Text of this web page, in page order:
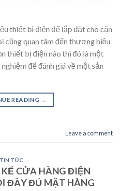
thiết bị điện để lắp đặt cho căn
cũng quan tâm đến thương hiệu
thiết bị điện nào thì đó là một
để đánh giá về một sản
READING →
Leave a comment
TIN TỨC
CỬA HÀNG ĐIỆN
ĐẦY ĐỦ MẶT HÀNG